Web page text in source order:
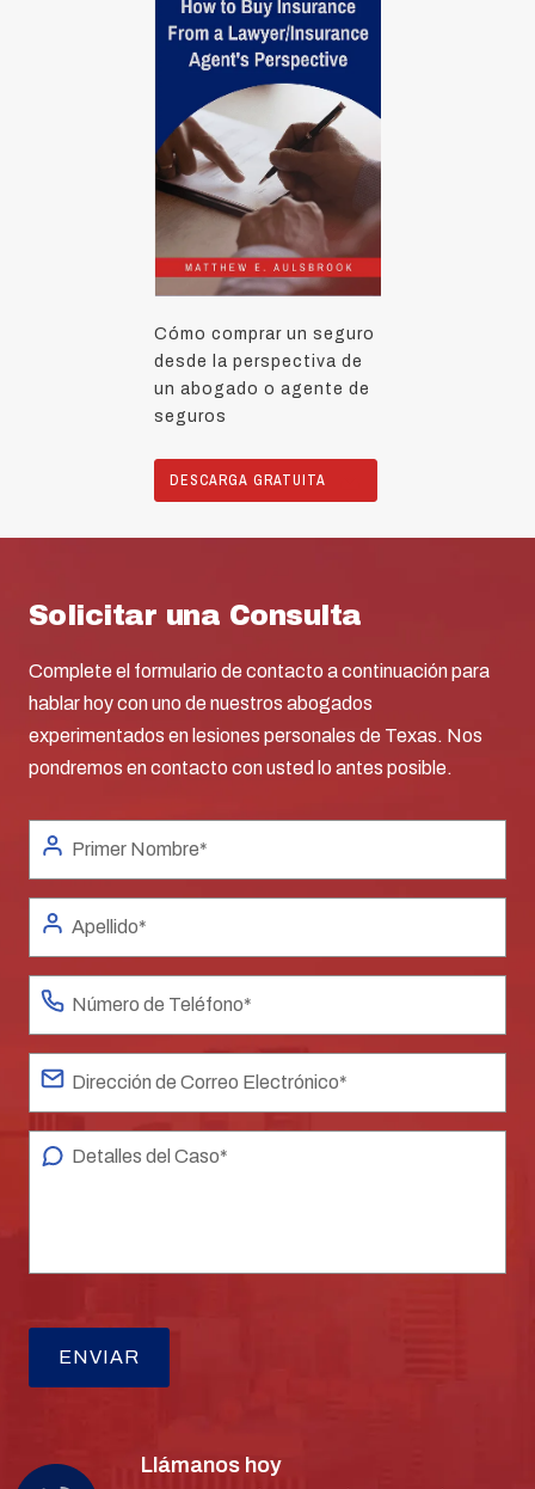
Cómo comprar un seguro
desde la perspectiva de
un abogado o agente de
seguros
DESCARGA GRATUITA
Solicitar una Consulta
Complete el formulario de contacto a continuación para
hablar hoy con uno de nuestros abogados
experimentados en lesiones personales de Texas. Nos
pondremos en contacto con usted lo antes posible.
Llámanos hoy